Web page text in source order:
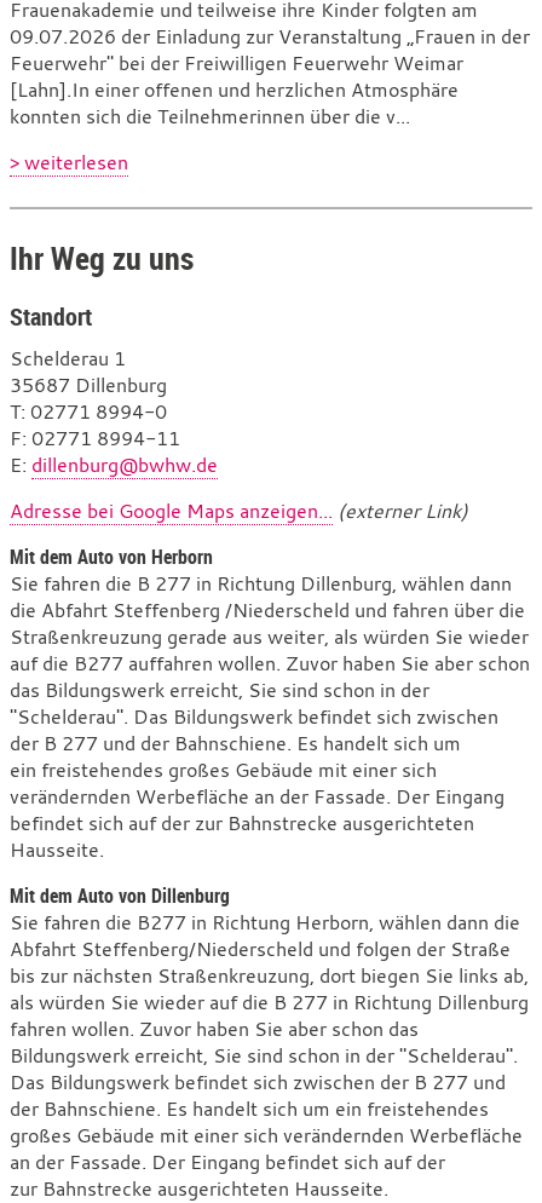
Frauenakademie und teilweise ihre Kinder folgten am
09.07.2026 der Einladung zur Veranstaltung „Frauen in der
Feuerwehr" bei der Freiwilligen Feuerwehr Weimar
[Lahn].In einer offenen und herzlichen Atmosphäre
konnten sich die Teilnehmerinnen über die v...
> weiterlesen
Ihr Weg zu uns
Standort
Schelderau 1
35687 Dillenburg
Te
l
e
o
n
: 02771 8994-0
Fa
x
: 02771 8994-11
E-
a
i
l
: dillenburg@bwhw.de
Adresse bei Google Maps anzeigen... (externer Link)
Mit dem Auto von Herborn
Sie fahren die B 277 in Richtung Dillenburg, wählen dann
die Abfahrt Steffenberg /Niederscheld und fahren über die
Straßenkreuzung gerade aus weiter, als würden Sie wieder
auf die B277 auffahren wollen. Zuvor haben Sie aber schon
das Bildungswerk erreicht, Sie sind schon in der
"Schelderau". Das Bildungswerk befindet sich zwischen
der B 277 und der Bahnschiene. Es handelt sich um
ein freistehendes großes Gebäude mit einer sich
verändernden Werbefläche an der Fassade. Der Eingang
befindet sich auf der zur Bahnstrecke ausgerichteten
Hausseite.
Mit dem Auto von Dillenburg
Sie fahren die B277 in Richtung Herborn, wählen dann die
Abfahrt Steffenberg/Niederscheld und folgen der Straße
bis zur nächsten Straßenkreuzung, dort biegen Sie links ab,
als würden Sie wieder auf die B 277 in Richtung Dillenburg
fahren wollen. Zuvor haben Sie aber schon das
Bildungswerk erreicht, Sie sind schon in der "Schelderau".
Das Bildungswerk befindet sich zwischen der B 277 und
der Bahnschiene. Es handelt sich um ein freistehendes
großes Gebäude mit einer sich verändernden Werbefläche
an der Fassade. Der Eingang befindet sich auf der
zur Bahnstrecke ausgerichteten Hausseite.